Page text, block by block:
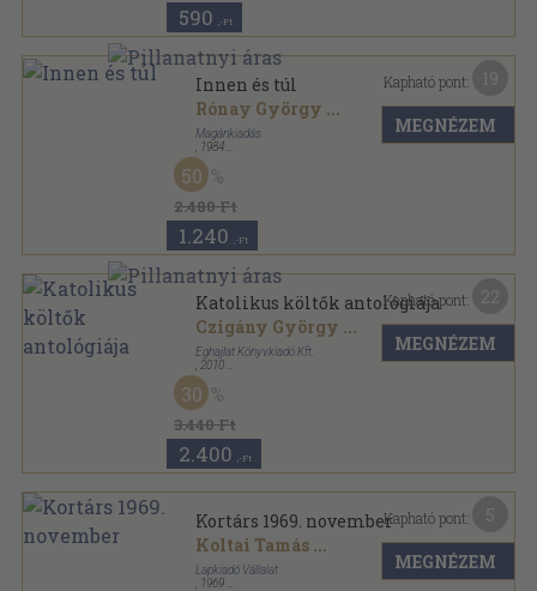
590 ,-Ft
Innen és túl
Rónay György ...
Magánkiadás
1984
Fűzött kemény papírkötés
Vigilia könyvek sorozat
2.480 Ft
50
1.240 ,-Ft
Kapható pont:
MEGNÉZEM
Katolikus költők antológiája
Czigány György ...
Éghajlat Könyvkiadó Kft.
2010
Fűzött kemény papírkötés
3.440 Ft
30
2.400 ,-Ft
Kapható pont:
MEGNÉZEM
Kortárs 1969. november
Koltai Tamás ...
Lapkiadó Vállalat
1969
Kapható pont:
MEGNÉZEM